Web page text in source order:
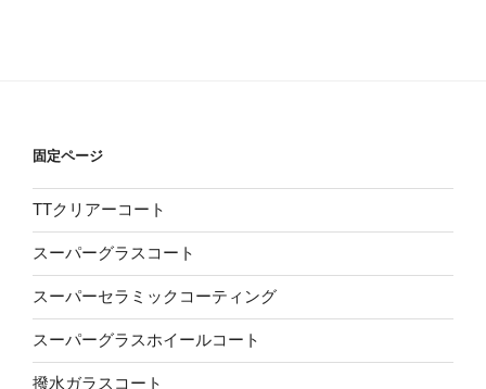
固定ページ
TTクリアーコート
スーパーグラスコート
スーパーセラミックコーティング
スーパーグラスホイールコート
撥水ガラスコート